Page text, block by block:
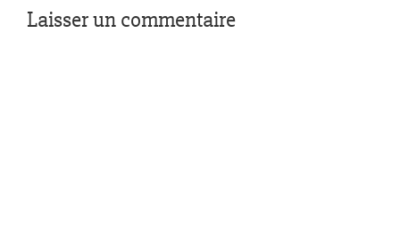
Laisser un commentaire